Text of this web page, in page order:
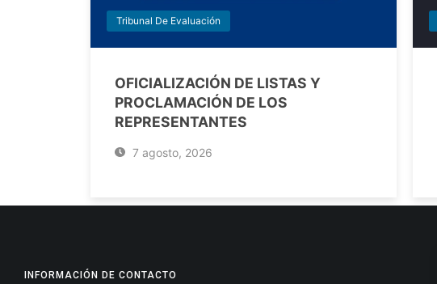
Tribunal De Evaluación
OFICIALIZACIÓN DE LISTAS Y
PROCLAMACIÓN DE LOS
REPRESENTANTES
7 agosto, 2026
INFORMACIÓN DE CONTACTO